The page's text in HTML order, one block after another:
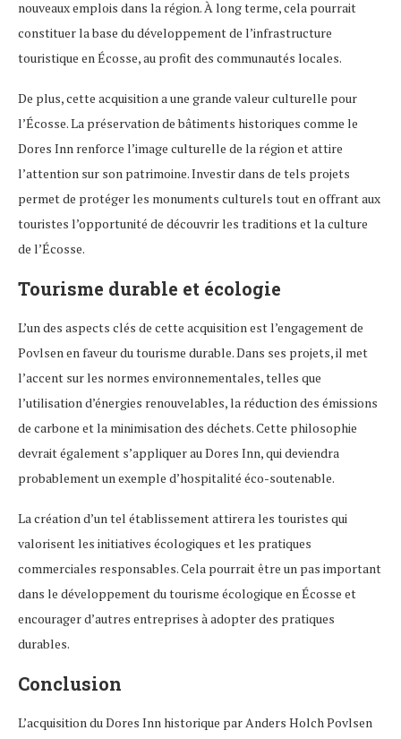
nouveaux emplois dans la région. À long terme, cela pourrait
constituer la base du développement de l’infrastructure
touristique en Écosse, au profit des communautés locales.
De plus, cette acquisition a une grande valeur culturelle pour
l’Écosse. La préservation de bâtiments historiques comme le
Dores Inn renforce l’image culturelle de la région et attire
l’attention sur son patrimoine. Investir dans de tels projets
permet de protéger les monuments culturels tout en offrant aux
touristes l’opportunité de découvrir les traditions et la culture
de l’Écosse.
Tourisme durable et écologie
L’un des aspects clés de cette acquisition est l’engagement de
Povlsen en faveur du tourisme durable. Dans ses projets, il met
l’accent sur les normes environnementales, telles que
l’utilisation d’énergies renouvelables, la réduction des émissions
de carbone et la minimisation des déchets. Cette philosophie
devrait également s’appliquer au Dores Inn, qui deviendra
probablement un exemple d’hospitalité éco-soutenable.
La création d’un tel établissement attirera les touristes qui
valorisent les initiatives écologiques et les pratiques
commerciales responsables. Cela pourrait être un pas important
dans le développement du tourisme écologique en Écosse et
encourager d’autres entreprises à adopter des pratiques
durables.
Conclusion
L’acquisition du Dores Inn historique par Anders Holch Povlsen